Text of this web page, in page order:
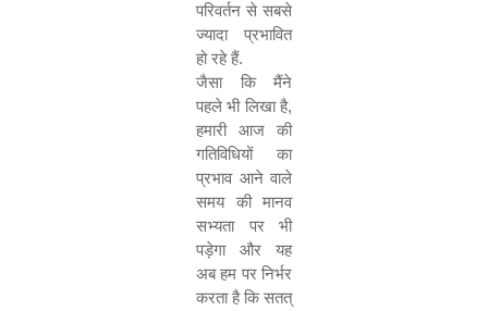
परिवर्तन से सबसे
ज्यादा प्रभावित
हो रहे हैं.
जैसा कि मैंने
पहले भी लिखा है,
हमारी आज की
गतिविधियों का
प्रभाव आने वाले
समय की मानव
सभ्यता पर भी
पड़ेगा और यह
अब हम पर निर्भर
करता है कि सतत्